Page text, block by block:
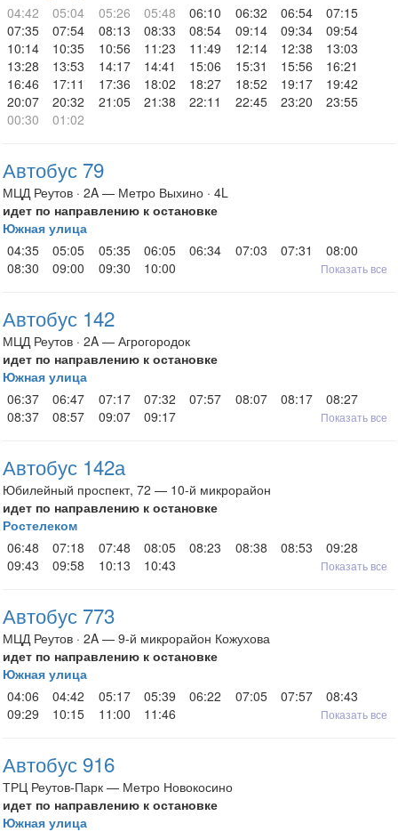
04:42
05:04 05:26 05:48 06:10 06:32 06:54
07:15
07:35
07:54 08:13 08:33 08:54 09:14 09:34
09:54
10:14
10:35 10:56 11:23 11:49 12:14 12:38
13:03
13:28
13:53 14:17 14:41 15:06 15:31 15:56
16:21
16:46
17:11 17:36 18:02 18:27 18:52 19:17
19:42
20:07
20:32 21:05 21:38 22:11 22:45 23:20
23:55
00:30
01:02
Автобус 79
МЦД Реутов · 2A — Метро Выхино · 4L
идет по направлению к остановке
Южная улица
04:35
05:05 05:35 06:05 06:34 07:03 07:31
08:00
08:30
09:00 09:30 10:00 Показать все
Автобус 142
МЦД Реутов · 2A — Агрогородок
идет по направлению к остановке
Южная улица
06:37
06:47 07:17 07:32 07:57 08:07 08:17
08:27
08:37
08:57 09:07 09:17 Показать все
Автобус 142а
Юбилейный проспект, 72 — 10-й микрорайон
идет по направлению к остановке
Ростелеком
06:48
07:18 07:48 08:05 08:23 08:38 08:53
09:28
09:43
09:58 10:13 10:43 Показать все
Автобус 773
МЦД Реутов · 2A — 9-й микрорайон Кожухова
идет по направлению к остановке
Южная улица
04:06
04:42 05:17 05:39 06:22 07:05 07:57
08:43
09:29
10:15 11:00 11:46 Показать все
Автобус 916
ТРЦ Реутов-Парк — Метро Новокосино
идет по направлению к остановке
Южная улица